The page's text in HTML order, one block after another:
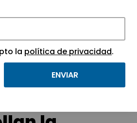
más destacadas de
científicos y
la política de privacidad.